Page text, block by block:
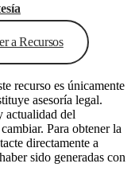
a Recursos
recurso es únicamente
asesoría legal.
actualidad del
Para obtener la
directamente a
sido generadas con